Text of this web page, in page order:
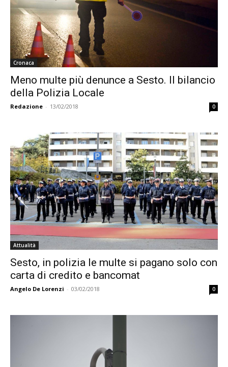
Cronaca
Meno multe più denunce a Sesto. Il bilancio
della Polizia Locale
Redazione - 13/02/2018 0
Attualità
Sesto, in polizia le multe si pagano solo con
carta di credito e bancomat
Angelo De Lorenzi - 03/02/2018 0